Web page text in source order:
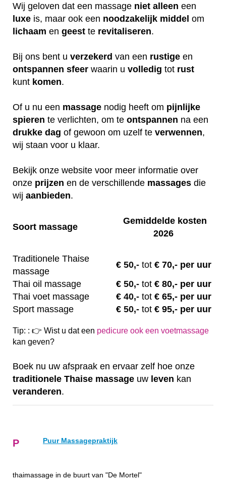
Wij geloven dat een massage niet alleen een
luxe is, maar ook een noodzakelijk middel om
lichaam en geest te revitaliseren.
Bij ons bent u verzekerd van een rustige en
ontspannen sfeer waarin u volledig tot rust
kunt komen.
Of u nu een massage nodig heeft om pijnlijke
spieren te verlichten, om te ontspannen na een
drukke dag of gewoon om uzelf te verwennen,
wij staan voor u klaar.
Bekijk onze website voor meer informatie over
onze prijzen en de verschillende massages die
wij aanbieden.
Soort massage
Gemiddelde kosten
2026
Traditionele Thaise
massage
€ 50,- tot € 70,- per uur
Thai oil massage
€ 50,- tot € 80,- per uur
Thai voet massage
€ 40,- tot € 65,- per uur
Sport massage
€ 50,- tot € 95,- per uur
Tip: : 👉 Wist u dat een pedicure ook een voetmassage
kan geven?
Boek nu uw afspraak en ervaar zelf hoe onze
traditionele Thaise massage uw leven kan
veranderen.
P Puur Massagepraktijk
thaimassage in de buurt van "De Mortel"